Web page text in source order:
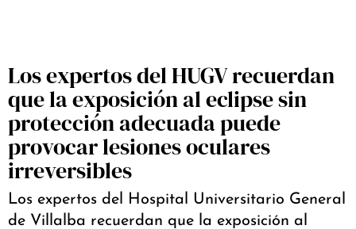
Los expertos del HUGV recuerdan
que la exposición al eclipse sin
protección adecuada puede
provocar lesiones oculares
irreversibles
Los expertos del Hospital Universitario General
de Villalba recuerdan que la exposición al